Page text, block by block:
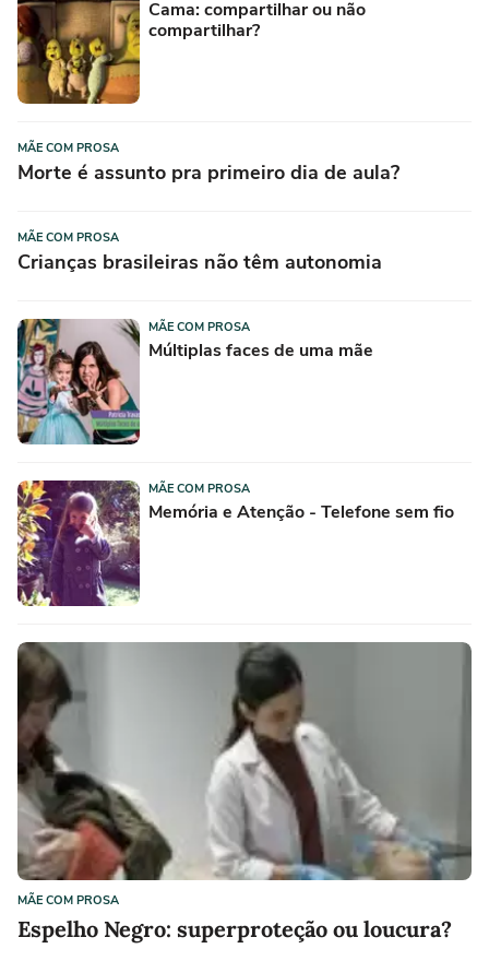
Cama: compartilhar ou não
compartilhar?
MÃE COM PROSA
Morte é assunto pra primeiro dia de aula?
MÃE COM PROSA
Crianças brasileiras não têm autonomia
MÃE COM PROSA
Múltiplas faces de uma mãe
MÃE COM PROSA
Memória e Atenção - Telefone sem fio
MÃE COM PROSA
Espelho Negro: superproteção ou loucura?